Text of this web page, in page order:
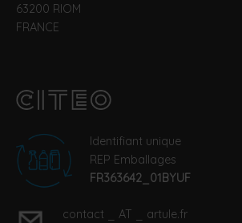
63200 RIOM
FRANCE
Identifiant unique
REP Emballages
FR363642_01BYUF
contact _ AT _ artule.fr